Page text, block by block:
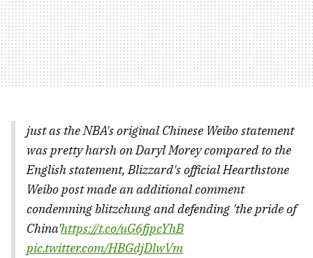
just as the NBA's original Chinese Weibo statement
was pretty harsh on Daryl Morey compared to the
English statement, Blizzard's official Hearthstone
Weibo post made an additional comment
condemning blitzchung and defending 'the pride of
China'https://t.co/uG6fjpcYhB
pic.twitter.com/HBGdjDlwVm